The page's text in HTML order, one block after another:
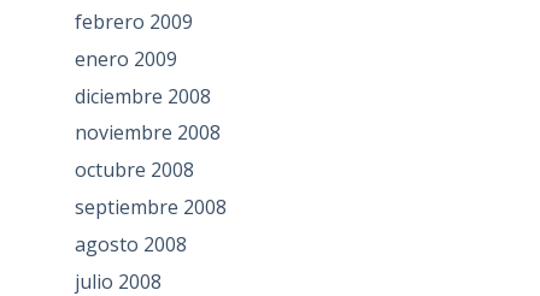
febrero 2009
enero 2009
diciembre 2008
noviembre 2008
octubre 2008
septiembre 2008
agosto 2008
julio 2008